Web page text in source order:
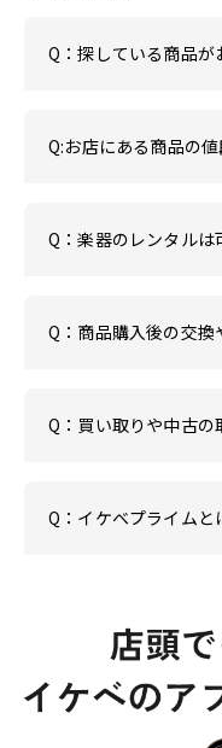
Q：探している商品が
Q:お店にある商品の
Q：楽器のレンタルは
Q：商品購入後の交換
Q：買い取りや中古の
Q：イケベプライムと